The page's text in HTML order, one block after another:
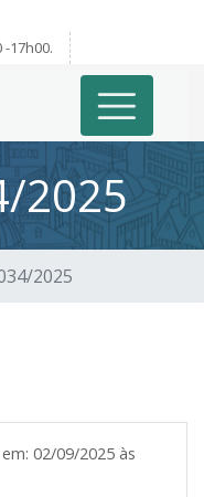
17h00.
2025
2025
02/09/2025 às